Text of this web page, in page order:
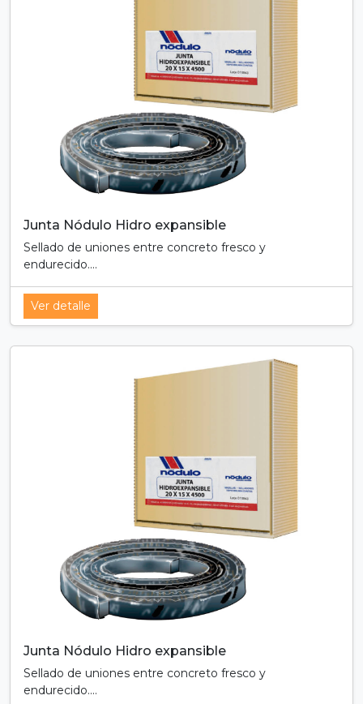
Junta Nódulo Hidro expansible
Sellado de uniones entre concreto fresco y
endurecido....
Ver detalle
Junta Nódulo Hidro expansible
Sellado de uniones entre concreto fresco y
endurecido....